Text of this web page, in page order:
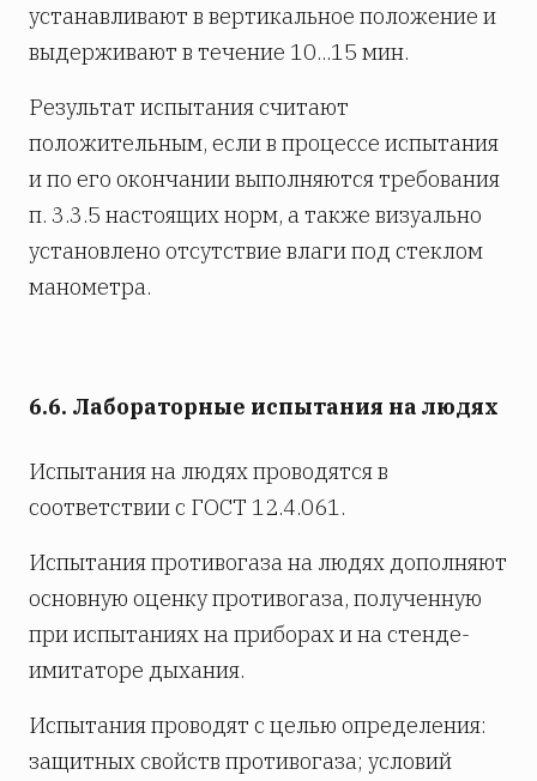
устанавливают в вертикальное положение и
выдерживают в течение 10...15 мин.
Результат испытания считают
положительным, если в процессе испытания
и по его окончании выполняются требования
п. 3.3.5 настоящих норм, а также визуально
установлено отсутствие влаги под стеклом
манометра.
6.6. Лабораторные испытания на людях
Испытания на людях проводятся в
соответствии с ГОСТ 12.4.061.
Испытания противогаза на людях дополняют
основную оценку противогаза, полученную
при испытаниях на приборах и на стенде-
имитаторе дыхания.
Испытания проводят с целью определения:
защитных свойств противогаза; условий